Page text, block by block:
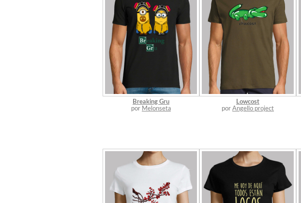
Breaking Gru
por Melonseta
Lowcost
por Angello project